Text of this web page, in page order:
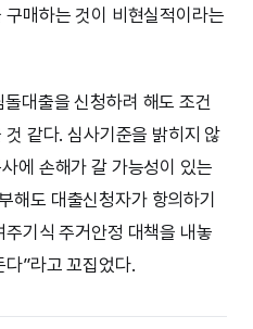
매하는 것이 비현실적이라는
대출을 신청하려 해도 조건
같다. 심사기준을 밝히지 않
에 손해가 갈 가능성이 있는
해도 대출신청자가 항의하기
기식 주거안정 대책을 내놓
”라고 꼬집었다.